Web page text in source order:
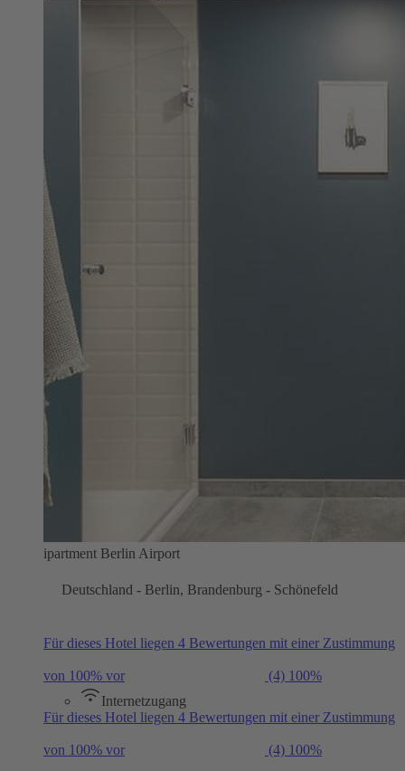
ipartment Berlin Airport
Deutschland - Berlin, Brandenburg - Schönefeld
Für dieses Hotel liegen 4 Bewertungen mit einer Zustimmung
von 100% vor (4) 100%
Internetzugang
Für dieses Hotel liegen 4 Bewertungen mit einer Zustimmung
von 100% vor (4) 100%